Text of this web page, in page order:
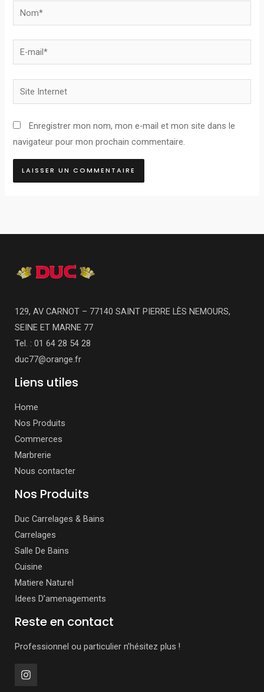
Nom*
E-
mail*
Site
Internet
Enregistrer mon nom, mon e-mail et mon site dans le
navigateur pour mon prochain commentaire.
129, AV CARNOT – 77140 SAINT PIERRE LÈS NEMOURS,
SEINE ET MARNE 77
Tel. : 01 64 28 54 28
duc77@orange.fr
Liens utiles
Home
Nos Produits
Commerces
Marbrerie
Nous contacter
Nos Produits
Duc Carrelages & Bains
Carrelages
Salle De Bains
Cuisine
Matiere Naturel
Idees D’amenagements
Reste en contact
Professionnel ou particulier n’hésitez plus !